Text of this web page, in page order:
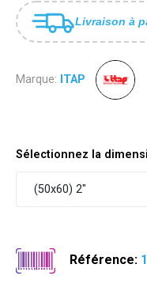
Livraison à
Marque: ITAP
Sélectionnez la
(50x60) 2"
Référence: